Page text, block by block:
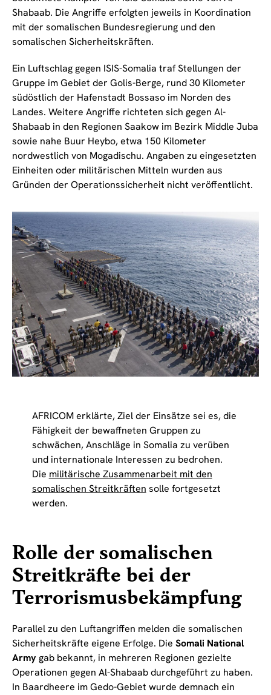
Shabaab. Die Angriffe erfolgten jeweils in Koordination
mit der somalischen Bundesregierung und den
somalischen Sicherheitskräften.
Ein Luftschlag gegen ISIS-Somalia traf Stellungen der
Gruppe im Gebiet der Golis-Berge, rund 30 Kilometer
südöstlich der Hafenstadt Bossaso im Norden des
Landes. Weitere Angriffe richteten sich gegen Al-
Shabaab in den Regionen Saakow im Bezirk Middle Juba
sowie nahe Buur Heybo, etwa 150 Kilometer
nordwestlich von Mogadischu. Angaben zu eingesetzten
Einheiten oder militärischen Mitteln wurden aus
Gründen der Operationssicherheit nicht veröffentlicht.
AFRICOM erklärte, Ziel der Einsätze sei es, die
Fähigkeit der bewaffneten Gruppen zu
schwächen, Anschläge in Somalia zu verüben
und internationale Interessen zu bedrohen.
Die militärische Zusammenarbeit mit den
somalischen Streitkräften solle fortgesetzt
werden.
Rolle der somalischen
Streitkräfte bei der
Terrorismusbekämpfung
Parallel zu den Luftangriffen melden die somalischen
Sicherheitskräfte eigene Erfolge. Die Somali National
Army gab bekannt, in mehreren Regionen gezielte
Operationen gegen Al-Shabaab durchgeführt zu haben.
In Baardheere im Gedo-Gebiet wurde demnach ein